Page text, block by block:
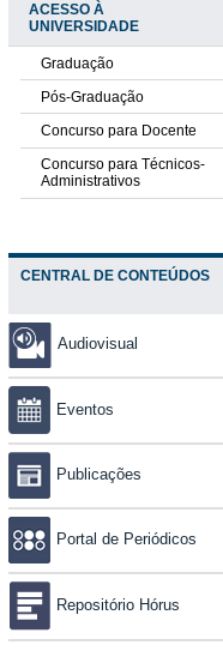
ACESSO À
UNIVERSIDADE
Graduação
Pós-Graduação
Concurso para Docente
Concurso para Técnicos-
Administrativos
CENTRAL DE CONTEÚDOS
Audiovisual
Eventos
Publicações
Portal de Periódicos
Repositório Hórus